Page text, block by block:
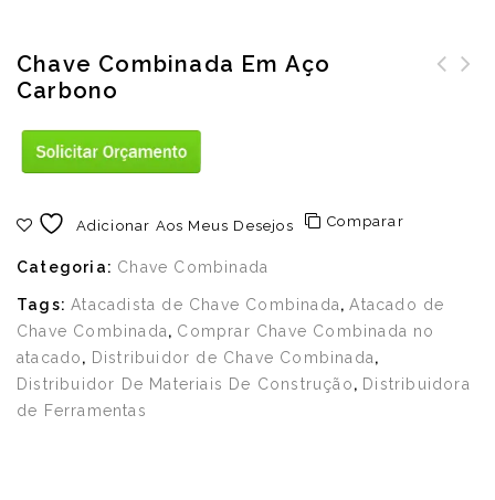
Chave Combinada Em Aço
Carbono
Adicionar Aos Meus Desejos Comparar
Categoria: Chave Combinada
Tags:Atacadista de Chave Combinada,Atacado de
Chave Combinada, Comprar Chave Combinada no
atacado, Distribuidor de Chave Combinada,
Distribuidor De Materiais De Construção, Distribuidora
de Ferramentas